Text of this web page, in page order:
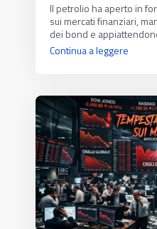
Il petrolio ha aperto in
sui mercati finanziari,
dei bond e
Continua a leggere